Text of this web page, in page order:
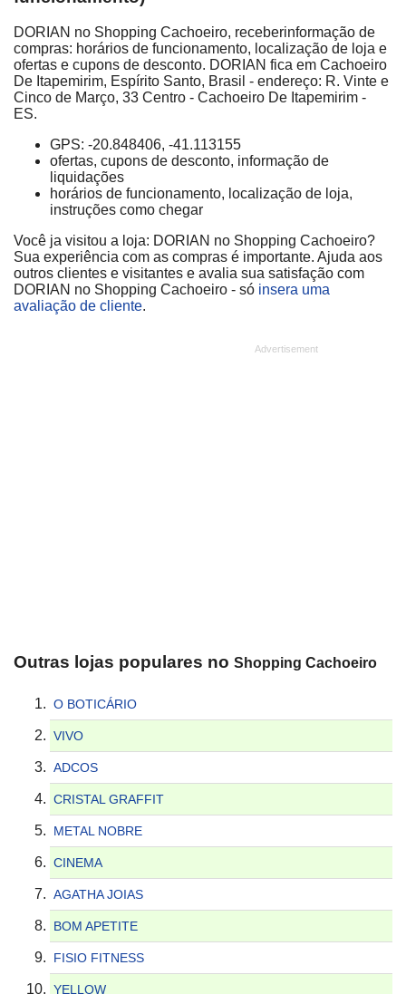
DORIAN no Shopping Cachoeiro, receberinformação de
compras: horários de funcionamento, localização de loja e
ofertas e cupons de desconto. DORIAN fica em Cachoeiro
De Itapemirim, Espírito Santo, Brasil - endereço: R. Vinte e
Cinco de Março, 33 Centro - Cachoeiro De Itapemirim -
ES.
GPS: -20.848406, -41.113155
ofertas, cupons de desconto, informação de
liquidações
horários de funcionamento, localização de loja,
instruções como chegar
Você ja visitou a loja: DORIAN no Shopping Cachoeiro?
Sua experiência com as compras é importante. Ajuda aos
outros clientes e visitantes e avalia sua satisfação com
DORIAN no Shopping Cachoeiro - só insera uma
avaliação de cliente.
Outras lojas populares no Shopping Cachoeiro
O BOTICÁRIO
VIVO
ADCOS
CRISTAL GRAFFIT
METAL NOBRE
CINEMA
AGATHA JOIAS
BOM APETITE
FISIO FITNESS
YELLOW